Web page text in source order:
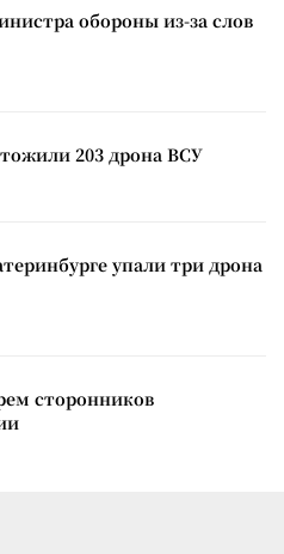
обороны из-за слов
203 дрона ВСУ
упали три дрона
сторонников